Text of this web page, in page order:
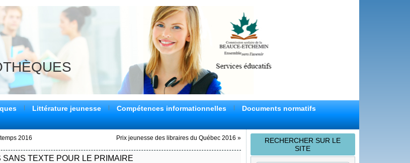
Littérature jeunesse Compétences informationnelles
Documents normatifs
2016 Prix jeunesse des libraires du Québec 2016 »
SANS TEXTE POUR LE PRIMAIRE
RECHERCHER SUR LE
SITE